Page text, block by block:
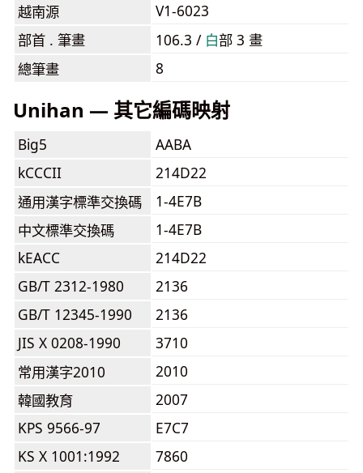
越南源
V1-6023
部首 . 筆畫
106.3 / ⽩部 3 畫
總筆畫
8
Unihan — 其它編碼映射
Big5
AABA
kCCCII
214D22
通用漢字標準交換碼
1-4E7B
中文標準交換碼
1-4E7B
kEACC
214D22
GB/T 2312-1980
2136
GB/T 12345-1990
2136
JIS X 0208-1990
3710
常用漢字2010
2010
韓國教育
2007
KPS 9566-97
E7C7
KS X 1001:1992
7860